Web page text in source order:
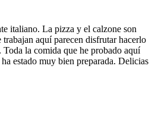
italiano. La pizza y el calzone son
aquí parecen disfrutar hacerlo
la comida que he probado aquí
estado muy bien preparada. Delicias